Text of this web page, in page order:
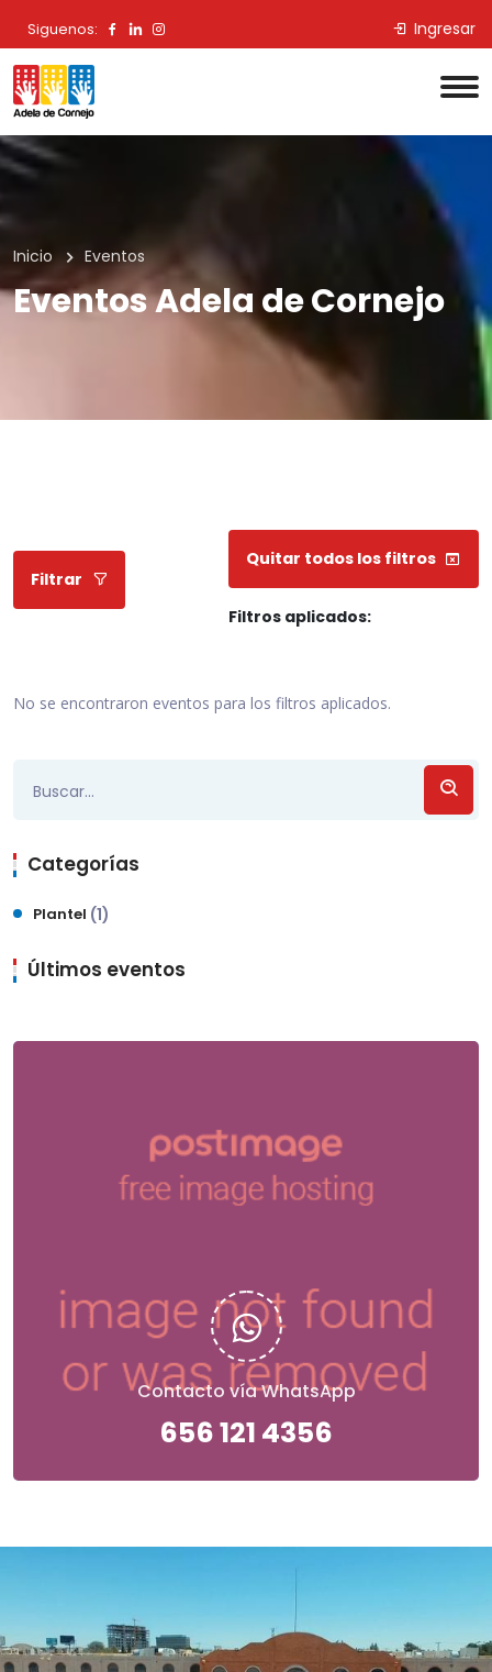
Siguenos: Ingresar
Inicio Eventos
Eventos Adela de Cornejo
Filtrar
Quitar todos los filtros
Filtros aplicados:
No se encontraron eventos para los filtros aplicados.
Categorías
Plantel (1)
Últimos eventos
Contacto vía WhatsApp
656 121 4356